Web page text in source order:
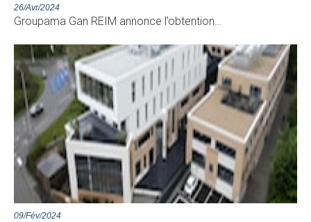
26/Avr/2024
Groupama Gan REIM annonce l’obtention…
09/Fév/2024